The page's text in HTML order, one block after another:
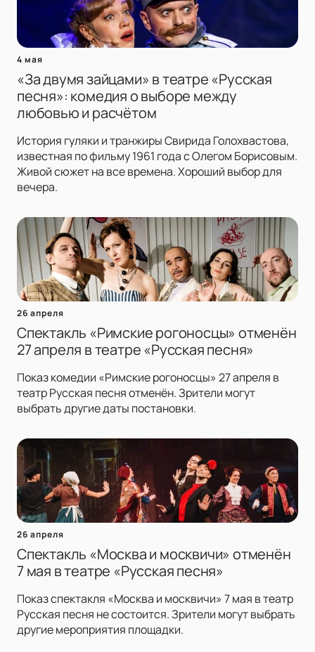
4 мая
«За двумя зайцами» в театре «Русская
песня»: комедия о выборе между
любовью и расчётом
История гуляки и транжиры Свирида Голохвастова,
известная по фильму 1961 года с Олегом Борисовым.
Живой сюжет на все времена. Хороший выбор для
вечера.
26 апреля
Спектакль «Римские рогоносцы» отменён
27 апреля в театре «Русская песня»
Показ комедии «Римские рогоносцы» 27 апреля в
театр Русская песня отменён. Зрители могут
выбрать другие даты постановки.
26 апреля
Спектакль «Москва и москвичи» отменён
7 мая в театре «Русская песня»
Показ спектакля «Москва и москвичи» 7 мая в театр
Русская песня не состоится. Зрители могут выбрать
другие мероприятия площадки.